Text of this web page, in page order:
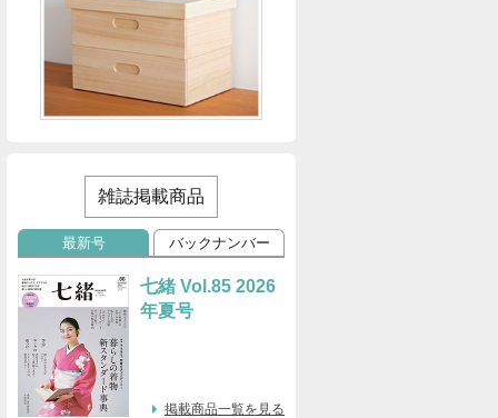
雑誌掲載商品
最新号
七緒 Vol.85 2026
年夏号
掲載商品一覧を見る
バックナンバー